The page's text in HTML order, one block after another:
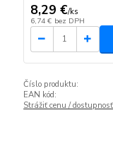
8,29 €/ks
6,74 € bez DPH
Číslo produktu:
EAN kód:
Strážiť cenu / dostupnosť